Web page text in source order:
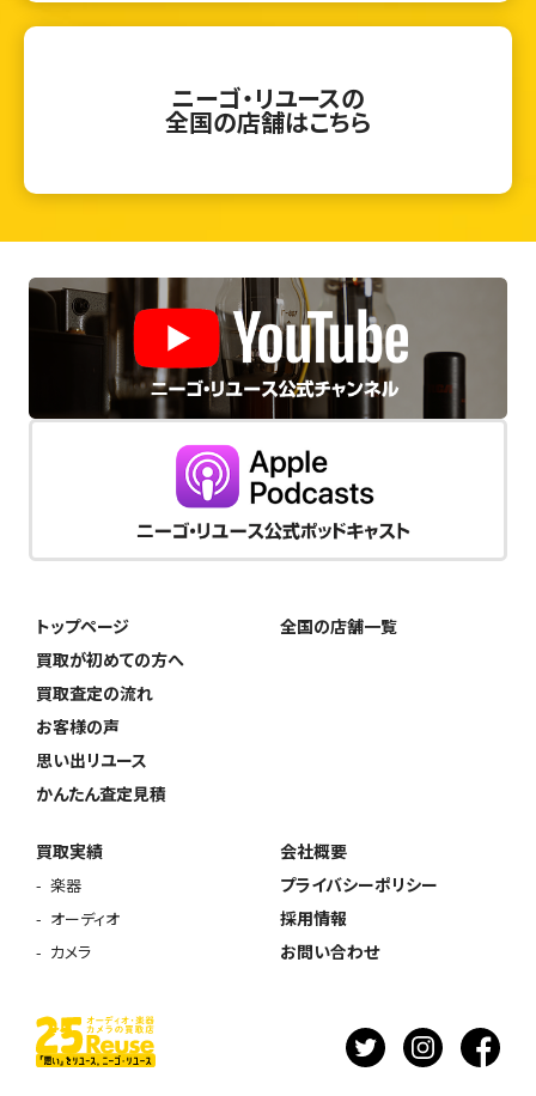
ニーゴ・リユースの
全国の店舗はこちら
トップページ
買取が初めての方へ
買取査定の流れ
お客様の声
思い出リユース
かんたん査定見積
全国の店舗一覧
買取実績
楽器
オーディオ
カメラ
会社概要
プライバシーポリシー
採用情報
お問い合わせ